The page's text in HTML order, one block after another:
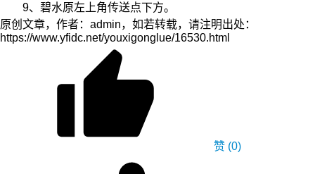
9、碧水原左上角传送点下方。
原创文章，作者：admin，如若转载，请注明出处：
https://www.yfidc.net/youxigonglue/16530.html
赞 (0)